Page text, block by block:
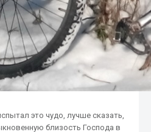
это чудо, лучше сказать,
близость Господа в